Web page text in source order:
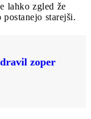
lahko zgled že
starejši.
zoper